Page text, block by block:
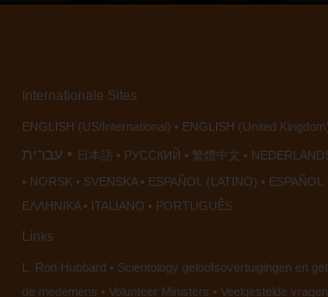
Internationale Sites
ENGLISH (US/International) ENGLISH (United Kingdom)
עברית 日本語 РУССКИЙ 繁體中文
NORSK
SVENSKA ESPAÑOL (LATINO)
ΕΛΛΗΝΙΚA
ITALIANO PORTUGUÊS
Links
L. Ron Hubbard Scientology geloofsovertuigingen en
de medemens
Volunteer Ministers Veelgestelde vragen